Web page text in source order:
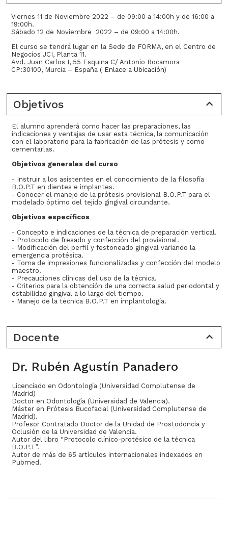
Viernes 11 de Noviembre 2022 – de 09:00 a 14:00h y de 16:00 a
19:00h.
Sábado 12 de Noviembre 2022 – de 09:00 a 14:00h.
El curso se tendrá lugar en la Sede de FORMA, en el Centro de
Negocios JCI, Planta 11.
Avd. Juan Carlos I, 55 Esquina C/ Antonio Rocamora
CP:30100, Murcia – España ( Enlace a Ubicación)
Objetivos
El alumno aprenderá como hacer las preparaciones, las
indicaciones y ventajas de usar esta técnica, la comunicación
con el laboratorio para la fabricación de las prótesis y como
cementarlas.
Objetivos generales del curso
- Instruir a los asistentes en el conocimiento de la filosofía
B.O.P.T en dientes e implantes.
- Conocer el manejo de la prótesis provisional B.O.P.T para el
modelado óptimo del tejido gingival circundante.
Objetivos específicos
- Concepto e indicaciones de la técnica de preparación vertical.
- Protocolo de fresado y confección del provisional.
- Modificación del perfil y festoneado gingival variando la
emergencia protésica.
- Toma de impresiones funcionalizadas y confección del modelo
maestro.
- Precauciones clínicas del uso de la técnica.
- Criterios para la obtención de una correcta salud periodontal y
estabilidad gingival a lo largo del tiempo.
- Manejo de la técnica B.O.P.T en implantología.
Docente
Dr. Rubén Agustín Panadero
Licenciado en Odontología (Universidad Complutense de
Madrid)
Doctor en Odontología (Universidad de Valencia).
Máster en Prótesis Bucofacial (Universidad Complutense de
Madrid).
Profesor Contratado Doctor de la Unidad de Prostodoncia y
Oclusión de la Universidad de Valencia.
Autor del libro “Protocolo clínico-protésico de la técnica
B.O.P.T”.
Autor de más de 65 artículos internacionales indexados en
Pubmed.